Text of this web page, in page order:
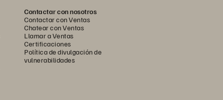
Contactar con nosotros
Contactar con Ventas
Chatear con Ventas
Llamar a Ventas
Certificaciones
Política de divulgación de
vulnerabilidades